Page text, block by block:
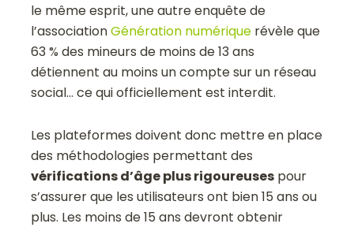
le même esprit, une autre enquête de
l’associationGénération numérique révèle que
63 % des mineurs de moins de 13 ans
détiennent au moins un compte sur un réseau
social… ce qui officiellement est interdit.
Les plateformes doivent donc mettre en place
des méthodologies permettant des
vérifications d’âge plus rigoureuses pour
s’assurer que les utilisateurs ont bien 15 ans ou
plus. Les moins de 15 ans devront obtenir